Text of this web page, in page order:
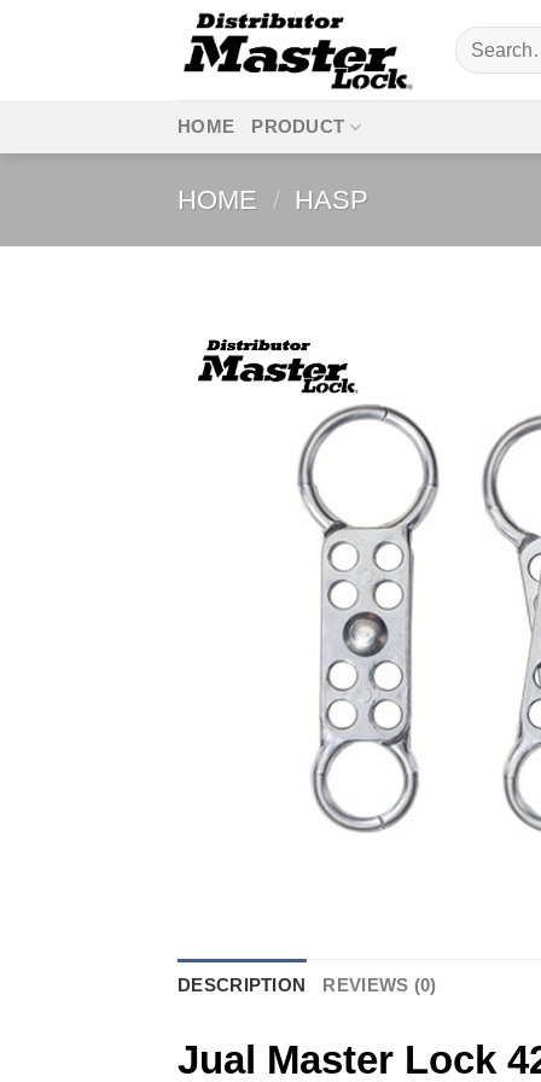
Search
for:
HOME PRODUCT
HOME / HASP
DESCRIPTION REVIEWS (0)
Jual Master Lock